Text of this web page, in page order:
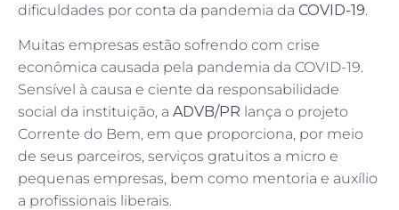
dificuldades por conta da pandemia da COVID-19.
Muitas empresas estão sofrendo com crise
econômica causada pela pandemia da COVID-19.
Sensível à causa e ciente da responsabilidade
social da instituição, a ADVB/PR lança o projeto
Corrente do Bem, em que proporciona, por meio
de seus parceiros, serviços gratuitos a micro e
pequenas empresas, bem como mentoria e auxílio
a profissionais liberais.